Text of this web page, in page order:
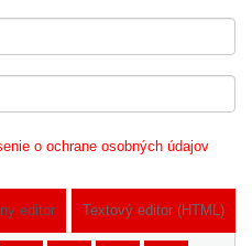
o ochrane osobných údajov
editor Textový editor (HTML)